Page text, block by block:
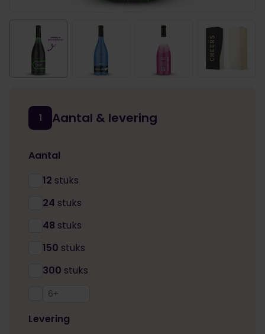
1 Aantal & levering
Aantal
12 stuks
24 stuks
48 stuks
150 stuks
300 stuks
Levering